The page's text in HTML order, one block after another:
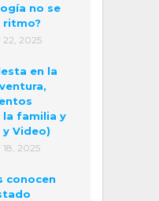
no se
ritmo?
22, 2025
en la
la familia y
Video)
18, 2025
conocen